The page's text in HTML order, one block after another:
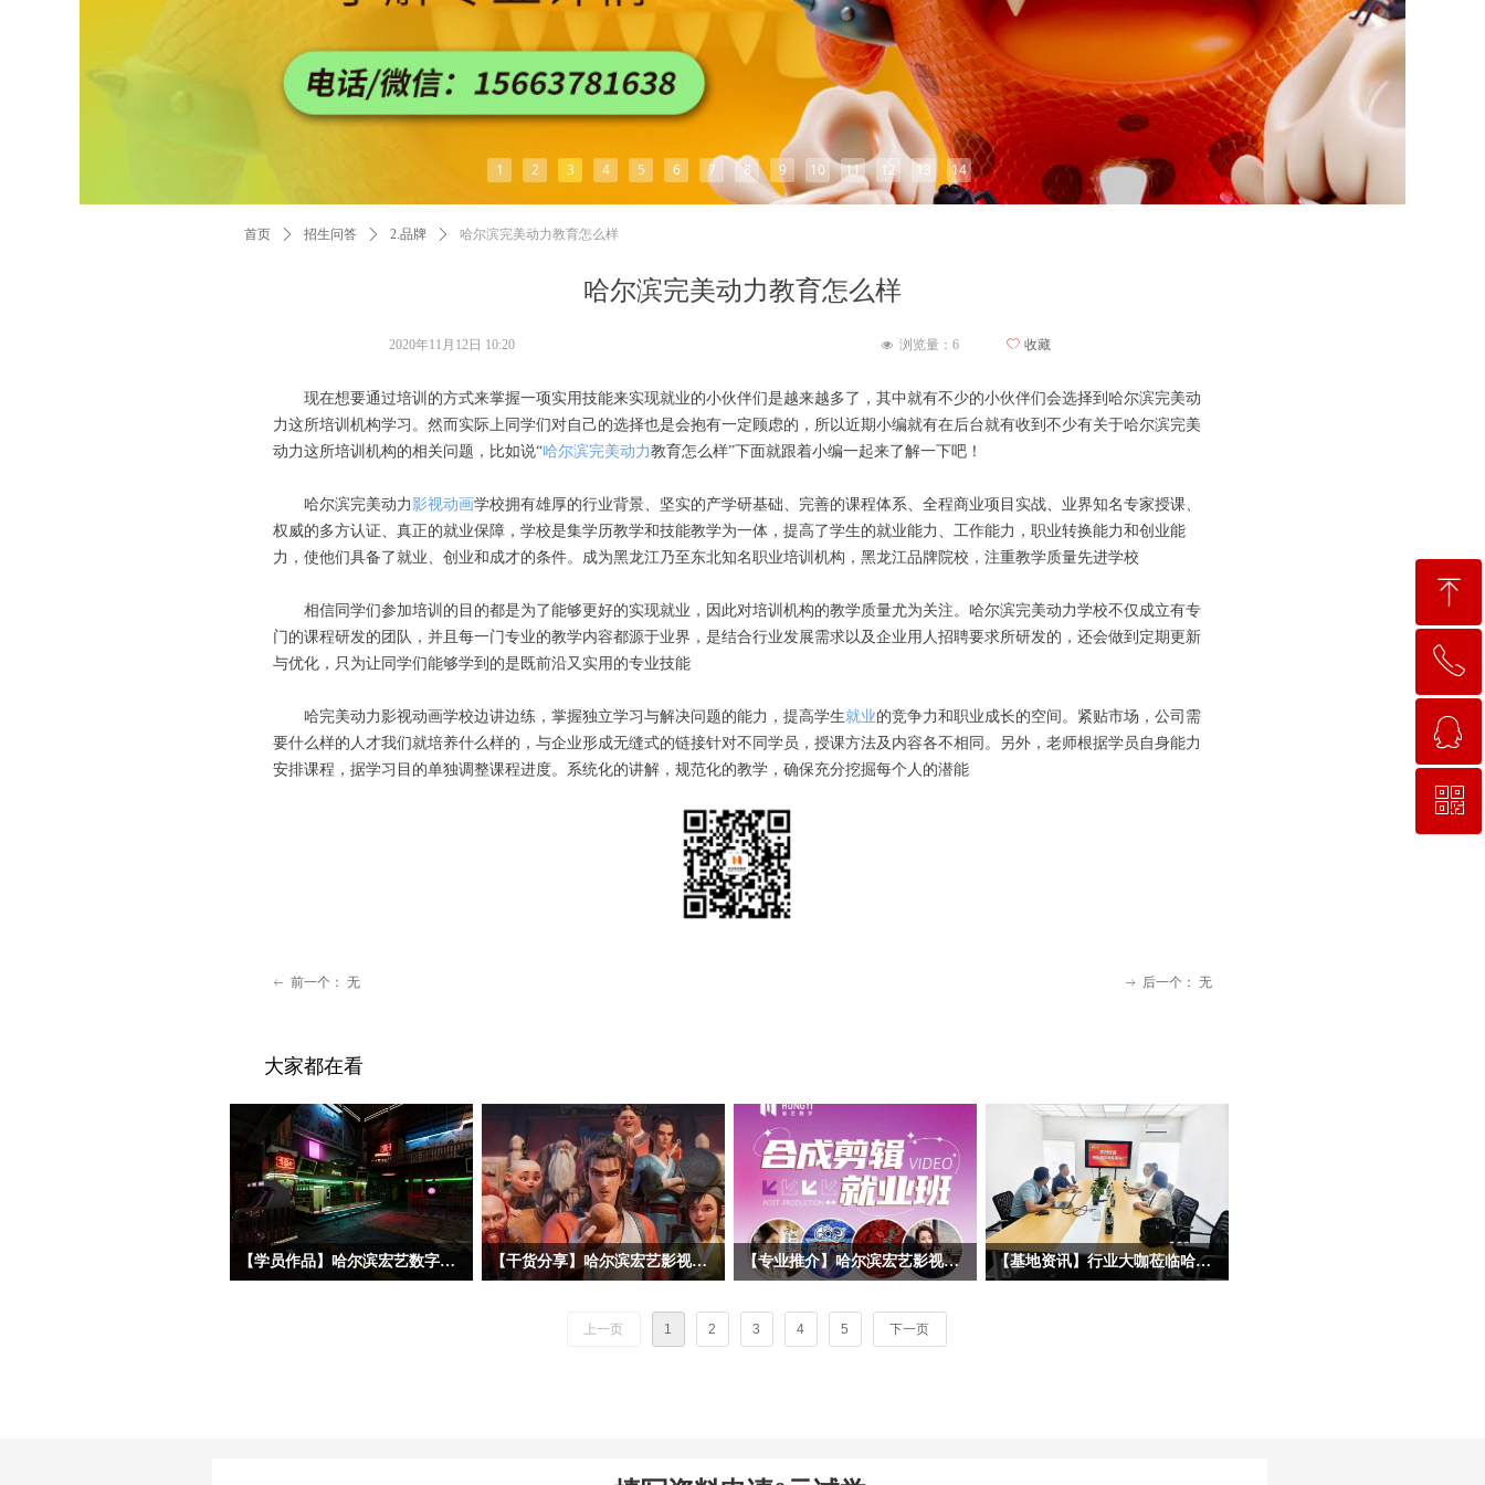
1 2 3 4 5 6 7 8 9 10 11 12 13 14
哈尔滨完美动力教育怎么样
现在想要通过培训的方式来掌握一项实用技能来实现就业的小伙伴们是越来越多了，其中就有不少的小伙伴们会选择到哈尔滨完美动
力这所培训机构学习。然而实际上同学们对自己的选择也是会抱有一定顾虑的，所以近期小编就有在后台就有收到不少有关于哈尔滨完美
动力这所培训机构的相关问题，比如说“哈尔滨完美动力教育怎么样”下面就跟着小编一起来了解一下吧！
哈尔滨完美动力影视动画学校拥有雄厚的行业背景、坚实的产学研基础、完善的课程体系、全程商业项目实战、业界知名专家授课、
权威的多方认证、真正的就业保障，学校是集学历教学和技能教学为一体，提高了学生的就业能力、工作能力，职业转换能力和创业能
力，使他们具备了就业、创业和成才的条件。成为黑龙江乃至东北知名职业培训机构，黑龙江品牌院校，注重教学质量先进学校
相信同学们参加培训的目的都是为了能够更好的实现就业，因此对培训机构的教学质量尤为关注。哈尔滨完美动力学校不仅成立有专
门的课程研发的团队，并且每一门专业的教学内容都源于业界，是结合行业发展需求以及企业用人招聘要求所研发的，还会做到定期更新
与优化，只为让同学们能够学到的是既前沿又实用的专业技能
哈完美动力影视动画学校边讲边练，掌握独立学习与解决问题的能力，提高学生就业的竞争力和职业成长的空间。紧贴市场，公司需
要什么样的人才我们就培养什么样的，与企业形成无缝式的链接针对不同学员，授课方法及内容各不相同。另外，老师根据学员自身能力
安排课程，据学习目的单独调整课程进度。系统化的讲解，规范化的教学，确保充分挖掘每个人的潜能
2020年11月12日 10:20 ꄀ 收藏
ꂃ 前一个： 无 ꁹ 后一个： 无
首页 ꄲ 招生问答 ꄲ 2.品牌 ꄲ 哈尔滨完美动力教育怎么样
넶 浏览量： 6
【学员作品】哈尔滨宏艺数字基地学员三维作品——初级材质 【干货分享】哈尔滨宏艺影视动画学校拆解暑期黑马《八仙！》幕后阵容！动画专业学子求职必看动画公司清单
很多同学沉浸在八仙的奇幻故事、精良
的3D动画画面之中。作为动画学习
品宣发全链条企业，整理每家公司所在
【专业推介】哈尔滨宏艺影视动画学校影视后期合成剪辑专业——一站式解锁就业技能，实战教学赋能，开启影视职业道路！
业的爆发式增长，后期合成剪辑已成为
数字内容产业的核心技能之一。哈尔滨
者，应往届高校毕业生，还是希望转行
【基地资讯】行业大咖莅临哈尔滨宏艺数字基地考察，共启IP合作新征程
上一页 1 2 3 4 5 下一页
大家都在看
ꁸ
回到顶部
ꂅ
15663781638
ꁗ
QQ客服
ꀥ